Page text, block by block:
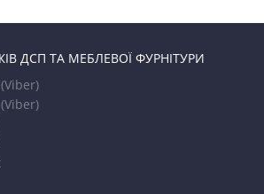
ДСП ТА МЕБЛЕВОЇ ФУРНІТУРИ
(Viber)
(Viber)